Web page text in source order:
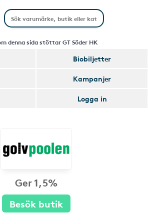
denna sida stöttar GT Söder HK
Biobiljetter
Kampanjer
Logga in
Ger 1,5%
Besök butik